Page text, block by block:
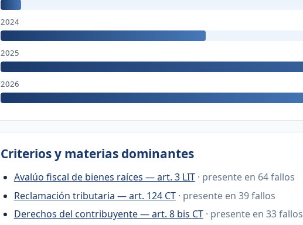
2024
2025
2026
Criterios y materias dominantes
Avalúo fiscal de bienes raíces — art. 3 LIT · presente en 64 fallos
Reclamación tributaria — art. 124 CT · presente en 39 fallos
Derechos del contribuyente — art. 8 bis CT · presente en 33 fallos